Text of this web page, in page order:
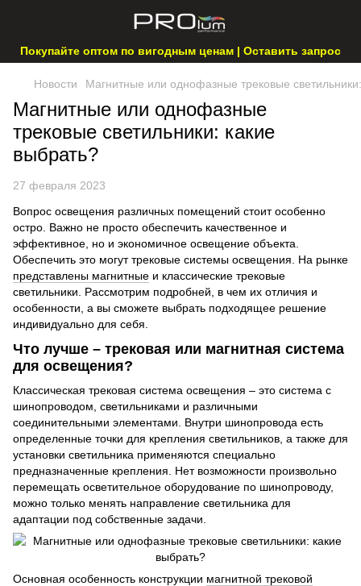
Покупайте оптом по вигодным ценам | Оставить запрос
Новости Магнитные или однофазные трековые
Магнитные или однофазные
трековые светильники: какие
выбрать?
27 февраля 2023
Вопрос освещения различных помещений стоит особенно
остро. Важно не просто обеспечить качественное и
эффективное, но и экономичное освещение объекта.
Обеспечить это могут трековые системы освещения. На рынке
представлены магнитные и классические трековые
светильники. Рассмотрим подробней, в чем их отличия и
особенности, а вы сможете выбрать подходящее решение
индивидуально для себя.
Что лучше – трековая или магнитная система
для освещения?
Классическая трековая система освещения – это система с
шинопроводом, светильниками и различными
соединительными элементами. Внутри шинопровода есть
определенные точки для крепления светильников, а также для
установки светильника применяются специально
предназначенные крепления. Нет возможности произвольно
перемещать осветительное оборудование по шинопроводу,
можно только менять направление светильника для
адаптации под собственные задачи.
Основная особенность конструкции магнитной трековой